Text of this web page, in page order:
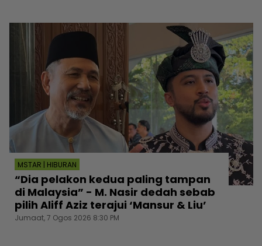
MSTAR | HIBURAN
“Dia pelakon kedua paling tampan
di Malaysia” - M. Nasir dedah sebab
pilih Aliff Aziz terajui ‘Mansur & Liu’
Jumaat, 7 Ogos 2026 8:30 PM